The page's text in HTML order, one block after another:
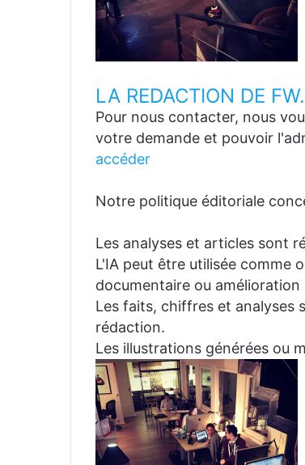
LA REDACTION DE
Pour nous contacter, nous
votre demande et pouvoir
accéder
Notre politique éditoriale
Les analyses et articles sont
L'IA peut être utilisée comme
documentaire ou amélioration
Les faits, chiffres et analyses
rédaction.
Les illustrations générées ou